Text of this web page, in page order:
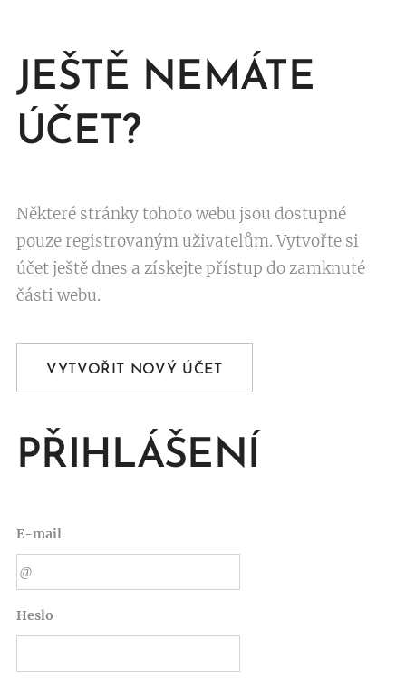
JEŠTĚ NEMÁTE
ÚČET?
Některé stránky tohoto webu jsou dostupné
pouze registrovaným uživatelům. Vytvořte si
účet ještě dnes a získejte přístup do zamknuté
části webu.
VYTVOŘIT NOVÝ ÚČET
PŘIHLÁŠENÍ
E-mail
Heslo